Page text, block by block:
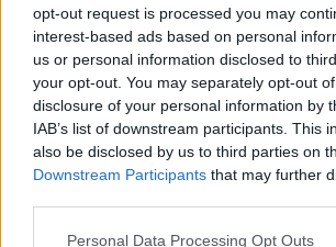
opt-out request is processed you may
interest-based ads based on personal
us or personal information disclosed to
your opt-out. You may separately opt-out
disclosure of your personal information by
IAB’s list of downstream participants. This
also be disclosed by us to third parties on
Downstream Participants that may further
Personal Data Processing Opt Outs